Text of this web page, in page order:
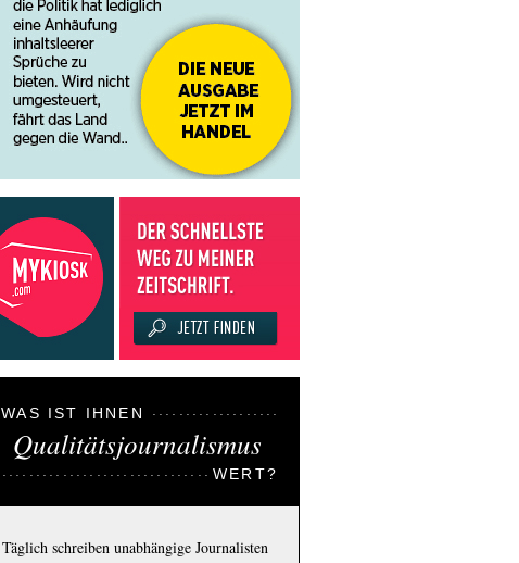
WAS IST IHNEN
Qualitätsjournalismus
WERT?
Täglich schreiben unabhängige Journalisten